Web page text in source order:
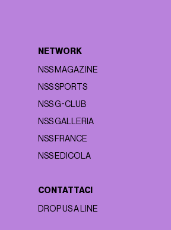
NETWORK
NSS MAGAZINE
NSS SPORTS
NSS G-CLUB
NSS GALLERIA
NSS FRANCE
NSS EDICOLA
CONTATTACI
DROP US A LINE